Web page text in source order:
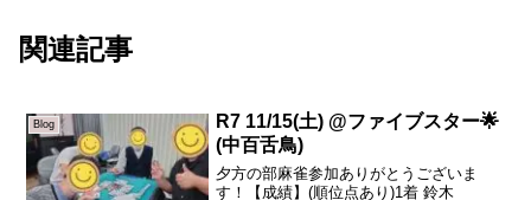
関連記事
Blog
R7 11/15(土) @ファイブスター🌟
(中百舌鳥)
夕方の部麻雀参加ありがとうございま
す！【成績】(順位点あり)1着 鈴木